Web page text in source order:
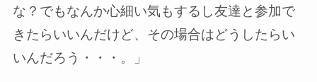
な？でもなんか心細い気もするし友達と参加で
きたらいいんだけど、その場合はどうしたらい
いんだろう・・・。」